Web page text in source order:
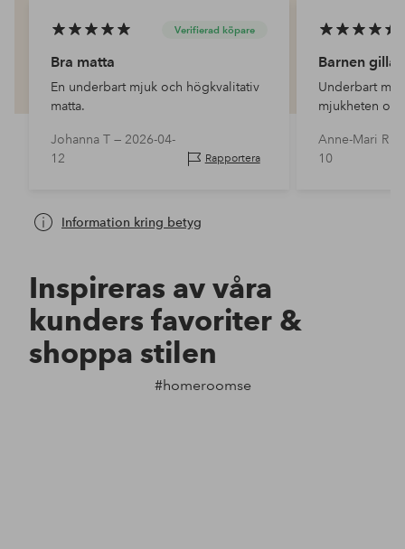
Verifierad köpare
Bra matta
En underbart mjuk och högkvalitativ
matta.
Johanna T — 2026-04-
12
Rapportera
Barnen gillar
Underbart
mjukheten
ljusare än på
Anne-Mari R —
10
Information kring betyg
Inspireras av våra
kunders favoriter &
shoppa stilen
#homeroomse